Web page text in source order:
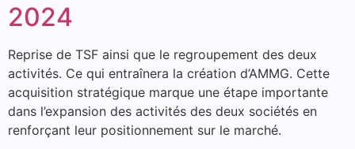
2024
Reprise de TSF ainsi que le regroupement des deux
activités. Ce qui entraînera la création d’AMMG. Cette
acquisition stratégique marque une étape importante
dans l’expansion des activités des deux sociétés en
renforçant leur positionnement sur le marché.